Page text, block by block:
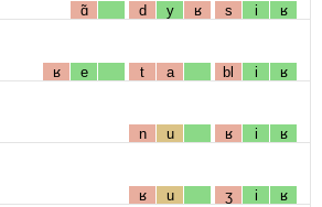
ɑ̃ d y ʁ s i ʁ
ʁ e t a bl i ʁ
n u ʁ i ʁ
ʁ u ʒ i ʁ